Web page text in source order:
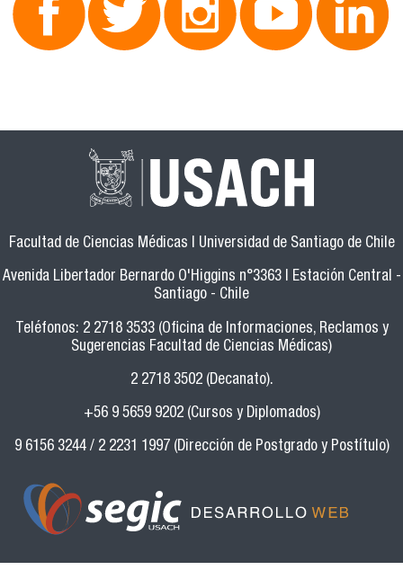
Facultad de Ciencias Médicas | Universidad de Santiago de Chile
Avenida Libertador Bernardo O'Higgins n°3363 | Estación Central -
Santiago - Chile
Teléfonos: 2 2718 3533 (Oficina de Informaciones, Reclamos y
Sugerencias Facultad de Ciencias Médicas)
2 2718 3502 (Decanato).
+56 9 5659 9202 (Cursos y Diplomados)
9 6156 3244 / 2 2231 1997 (Dirección de Postgrado y Postítulo)